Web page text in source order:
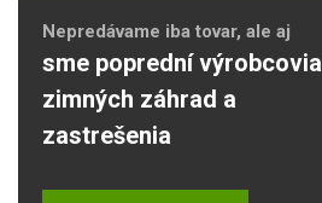
Nepredávame iba tovar, ale aj
sme poprední výrobcovia
zimných záhrad a
zastrešenia